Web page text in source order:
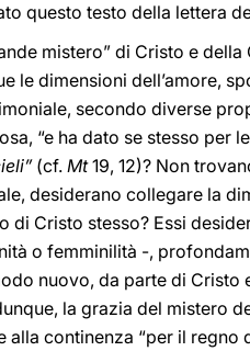
questo testo della lettera
mistero” di Cristo e
le dimensioni dell’amore,
secondo diverse
“e ha dato se stesso per
(cf. Mt19, 12)? Non
desiderano collegare la
di Cristo stesso? Essi
o femminilità -,
nuovo, da parte di Cristo
la grazia del mistero
continenza “per il regno